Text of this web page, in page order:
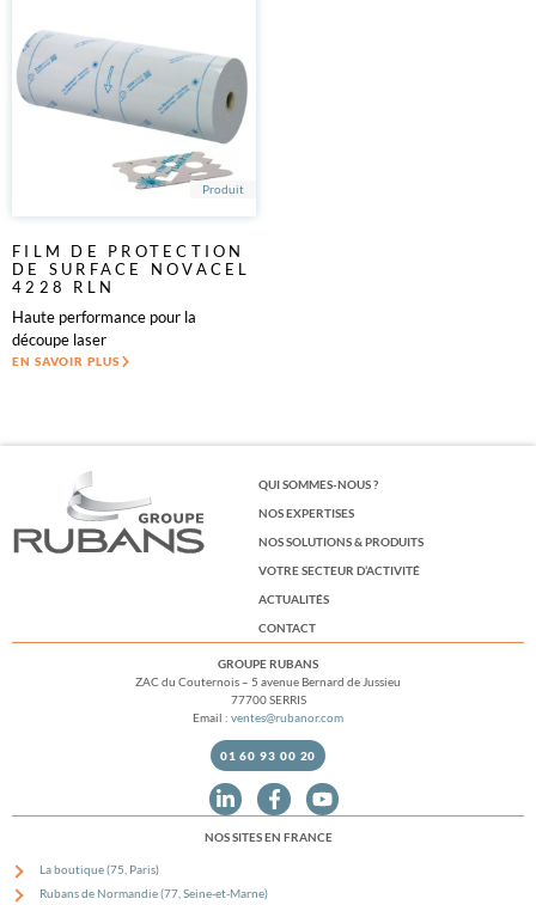
Produit
FILM DE PROTECTION
DE SURFACE NOVACEL
4228 RLN
Haute performance pour la
découpe laser
EN SAVOIR PLUS
QUI SOMMES-NOUS ?
NOS EXPERTISES
NOS SOLUTIONS & PRODUITS
VOTRE SECTEUR D’ACTIVITÉ
ACTUALITÉS
CONTACT
GROUPE RUBANS
ZAC du Couternois – 5 avenue Bernard de Jussieu
77700 SERRIS
Email : ventes@rubanor.com
01 60 93 00 20
NOS SITES EN FRANCE
La boutique (75, Paris)
Rubans de Normandie (77, Seine-et-Marne)